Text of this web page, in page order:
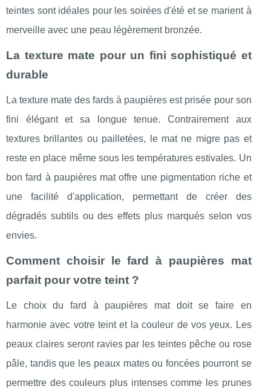
teintes sont idéales pour les soirées d'été et se marient à
merveille avec une peau légèrement bronzée.
La texture mate pour un fini sophistiqué et
durable
La texture mate des fards à paupières est prisée pour son
fini élégant et sa longue tenue. Contrairement aux
textures brillantes ou pailletées, le mat ne migre pas et
reste en place même sous les températures estivales. Un
bon fard à paupières mat offre une pigmentation riche et
une facilité d'application, permettant de créer des
dégradés subtils ou des effets plus marqués selon vos
envies.
Comment choisir le fard à paupières mat
parfait pour votre teint ?
Le choix du fard à paupières mat doit se faire en
harmonie avec votre teint et la couleur de vos yeux. Les
peaux claires seront ravies par les teintes pêche ou rose
pâle, tandis que les peaux mates ou foncées pourront se
permettre des couleurs plus intenses comme les prunes